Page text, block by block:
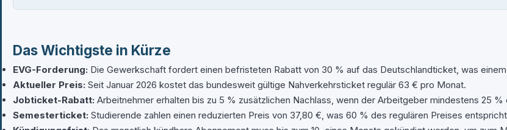
Das Wichtigste in Kürze
EVG-Forderung: Die Gewerkschaft fordert einen befristeten Rabatt von 30 % auf das Deutschlandticket, was
Aktueller Preis: Seit Januar 2026 kostet das bundesweit gültige Nahverkehrsticket regulär 63 € pro Monat.
Jobticket-Rabatt: Arbeitnehmer erhalten bis zu 5 % zusätzlichen Nachlass, wenn der Arbeitgeber mindestens 25 %
Semesterticket: Studierende zahlen einen reduzierten Preis von 37,80 €, was 60 % des regulären Preises